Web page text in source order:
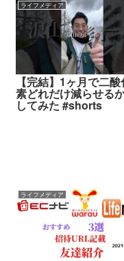
ライフメディア
【完結】1ヶ月で二
素どれだけ減らせる
してみた #shorts
ライフメディア